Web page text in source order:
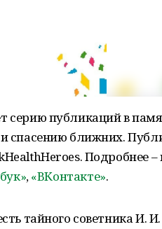
серию публикаций в
спасению ближних.
Подробнее –
,«ВКонтакте».
тайного советника И. И.